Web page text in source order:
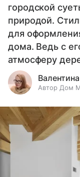
городской
природой.
для
дома. Ведь с
атмосферу
Автор Дом